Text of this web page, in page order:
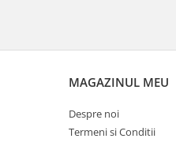
MAGAZINUL MEU
Despre noi
Termeni si Conditii